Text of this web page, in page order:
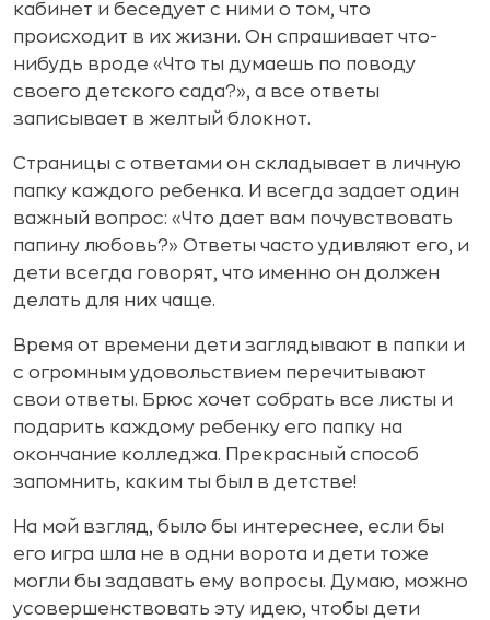
кабинет и беседует с ними о том, что
происходит в их жизни. Он спрашивает что-
нибудь вроде «Что ты думаешь по поводу
своего детского сада?», а все ответы
записывает в желтый блокнот.
Страницы с ответами он складывает в личную
папку каждого ребенка. И всегда задает один
важный вопрос: «Что дает вам почувствовать
папину любовь?» Ответы часто удивляют его, и
дети всегда говорят, что именно он должен
делать для них чаще.
Время от времени дети заглядывают в папки и
с огромным удовольствием перечитывают
свои ответы. Брюс хочет собрать все листы и
подарить каждому ребенку его папку на
окончание колледжа. Прекрасный способ
запомнить, каким ты был в детстве!
На мой взгляд, было бы интереснее, если бы
его игра шла не в одни ворота и дети тоже
могли бы задавать ему вопросы. Думаю, можно
усовершенствовать эту идею, чтобы дети